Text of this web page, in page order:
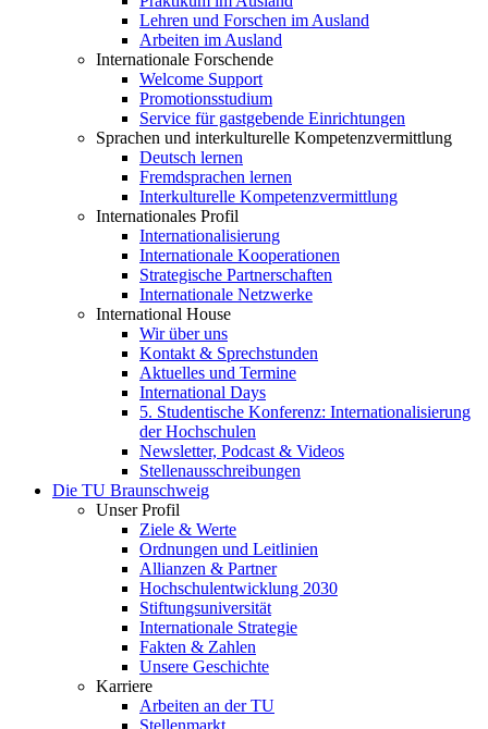
Lehren und Forschen im Ausland
Arbeiten im Ausland
Internationale Forschende
Welcome Support
Promotionsstudium
Service für gastgebende Einrichtungen
Sprachen und interkulturelle Kompetenzvermittlung
Deutsch lernen
Fremdsprachen lernen
Interkulturelle Kompetenzvermittlung
Internationales Profil
Internationalisierung
Internationale Kooperationen
Strategische Partnerschaften
Internationale Netzwerke
International House
Wir über uns
Kontakt & Sprechstunden
Aktuelles und Termine
International Days
5. Studentische Konferenz: Internationalisierung
der Hochschulen
Newsletter, Podcast & Videos
Stellenausschreibungen
Die TU Braunschweig
Unser Profil
Ziele & Werte
Ordnungen und Leitlinien
Allianzen & Partner
Hochschulentwicklung 2030
Stiftungsuniversität
Internationale Strategie
Fakten & Zahlen
Unsere Geschichte
Karriere
Arbeiten an der TU
Stellenmarkt